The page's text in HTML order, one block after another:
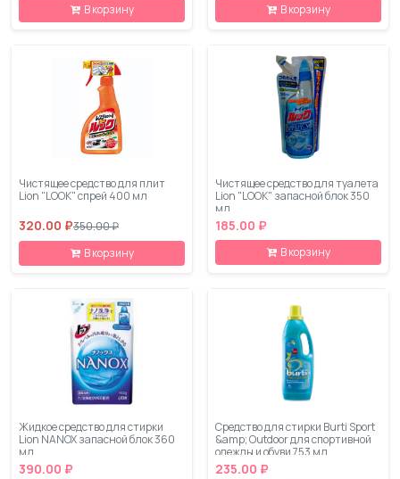
В корзину В корзину
Чистящее средство для плит
Lion "LOOK" спрей 400 мл
320.00 ₽350.00 ₽
В корзину
Чистящее средство для туалета
Lion "LOOK" запасной блок 350
мл
185.00 ₽
В корзину
Жидкое средство для стирки
Lion NANOX запасной блок 360
мл
390.00 ₽
Средство для стирки Burti Sport
&amp; Outdoor для спортивной
одежды и обуви 753 мл
235.00 ₽